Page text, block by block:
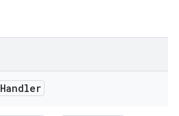
Handler